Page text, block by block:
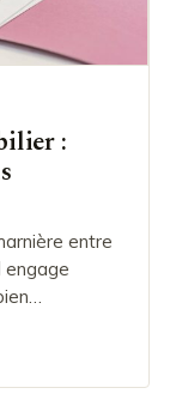
:
entre
engage